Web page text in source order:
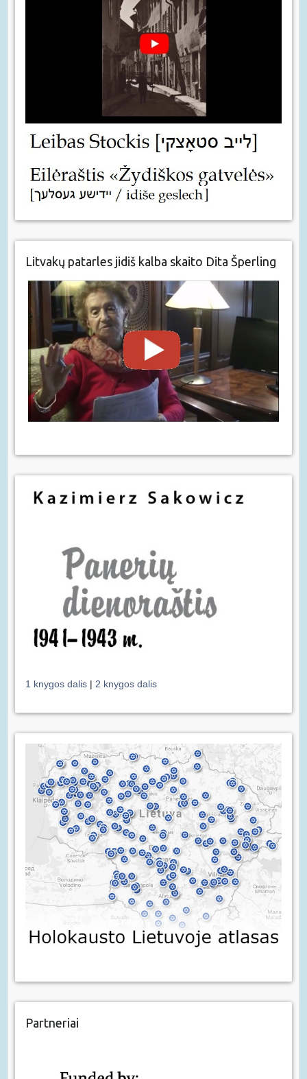
Litvakų patarles jidiš kalba skaito Dita Šperling
1 knygos dalis | 2 knygos dalis
Partneriai